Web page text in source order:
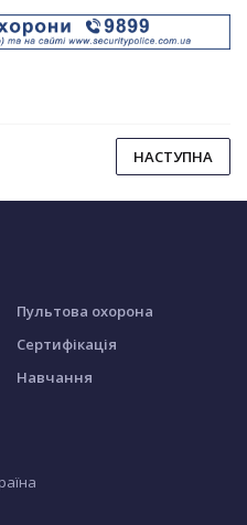
НАСТУПНА
Пультова охорона
Сертифікація
Навчання